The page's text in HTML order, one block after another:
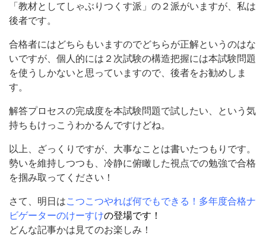
「教材としてしゃぶりつくす派」の２派がいますが、私は
後者です。
合格者にはどちらもいますのでどちらが正解というのはな
いですが、個人的には２次試験の構造把握には本試験問題
を使うしかないと思っていますので、後者をお勧めしま
す。
解答プロセスの完成度を本試験問題で試したい、という気
持ちもけっこうわかるんですけどね。
以上、ざっくりですが、大事なことは書いたつもりです。
勢いを維持しつつも、冷静に俯瞰した視点での勉強で合格
を掴み取ってください！
さて、明日はこつこつやれば何でもできる！多年度合格ナ
ビゲーターのけーすけの登場です！
どんな記事かは見てのお楽しみ！